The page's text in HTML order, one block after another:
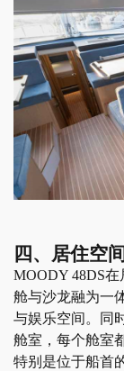
四、居住空
MOODY 48DS
舱与沙龙融为一
与娱乐空间。同
舱室，每个舱室
特别是位于船首